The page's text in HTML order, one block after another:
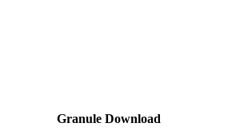
Granule Download